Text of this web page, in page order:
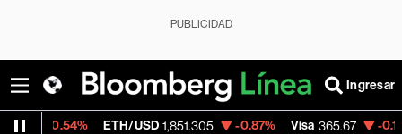
PUBLICIDAD
Ingresar
ETH/USD 1,851.305 -0.87% Visa 365.67 -0.13%